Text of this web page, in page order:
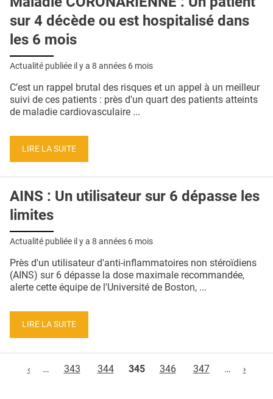
sur 4 décède ou est hospitalisé dans
les 6 mois
Actualité publiée il y a 8 années 6 mois
C’est un rappel brutal des risques et un appel à un meilleur
suivi de ces patients : près d'un quart des patients atteints
de maladie cardiovasculaire ...
LIRE LA SUITE
AINS : Un utilisateur sur 6 dépasse les
limites
Actualité publiée il y a 8 années 6 mois
Près d'un utilisateur d'anti-inflammatoires non stéroïdiens
(AINS) sur 6 dépasse la dose maximale recommandée,
alerte cette équipe de l'Université de Boston, ...
LIRE LA SUITE
‹
… 343 344 345 346 347 … ›